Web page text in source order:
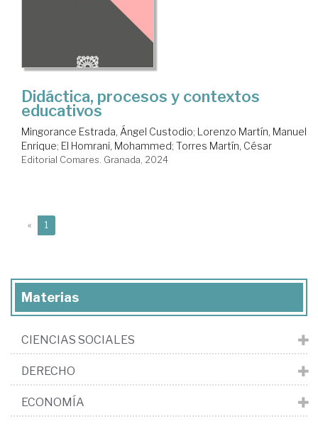
Didáctica, procesos y contextos
educativos
Mingorance Estrada, Ángel Custodio; Lorenzo Martín, Manuel
Enrique; El Homrani, Mohammed; Torres Martín, César
Editorial Comares. Granada, 2024
« 1
Materias
CIENCIAS SOCIALES
DERECHO
ECONOMÍA